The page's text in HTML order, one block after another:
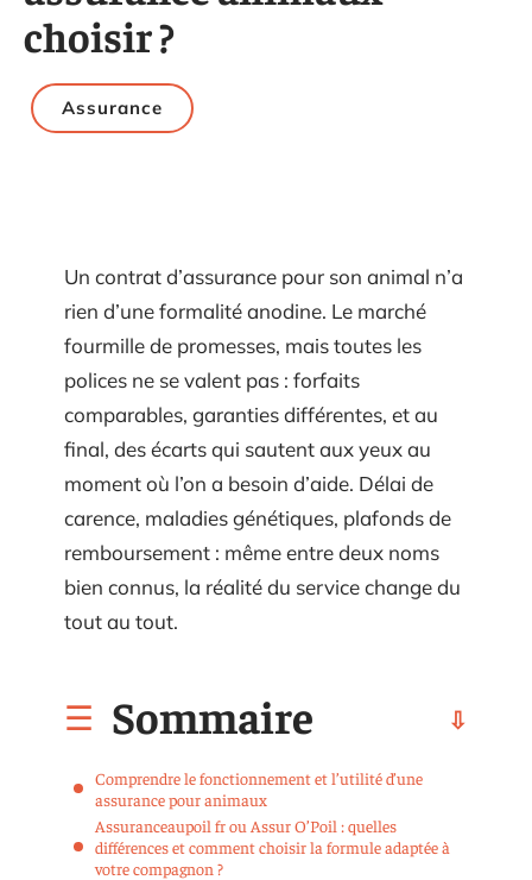
choisir ?
Assurance
Un contrat d’assurance pour son animal n’a
rien d’une formalité anodine. Le marché
fourmille de promesses, mais toutes les
polices ne se valent pas : forfaits
comparables, garanties différentes, et au
final, des écarts qui sautent aux yeux au
moment où l’on a besoin d’aide. Délai de
carence, maladies génétiques, plafonds de
remboursement : même entre deux noms
bien connus, la réalité du service change du
tout au tout.
Sommaire
Comprendre le fonctionnement et l’utilité d’une
assurance pour animaux
Assuranceaupoil fr ou Assur O’Poil : quelles
différences et comment choisir la formule adaptée à
votre compagnon ?